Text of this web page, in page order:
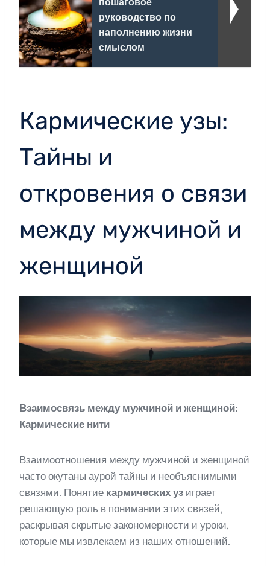
руководство по
наполнению жизни
смыслом
Кармические узы:
Тайны и
откровения о связи
между мужчиной и
женщиной
Взаимосвязь между мужчиной и женщиной:
Кармические нити
Взаимоотношения между мужчиной и женщиной
часто окутаны аурой тайны и необъяснимыми
связями. Понятие кармических уз играет
решающую роль в понимании этих связей,
раскрывая скрытые закономерности и уроки,
которые мы извлекаем из наших отношений.